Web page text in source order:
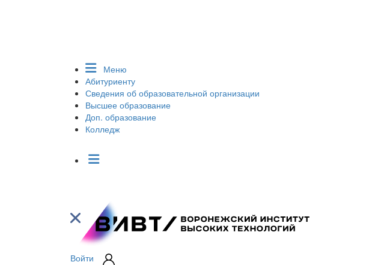
Меню
Абитуриенту
Сведения об образовательной организации
Высшее образование
Доп. образование
Колледж
Войти